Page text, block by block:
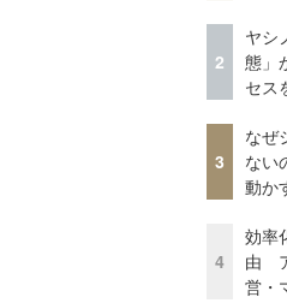
2
ヤシ
態」
セス
3
なぜ
ない
動か
4
効率
由
営・